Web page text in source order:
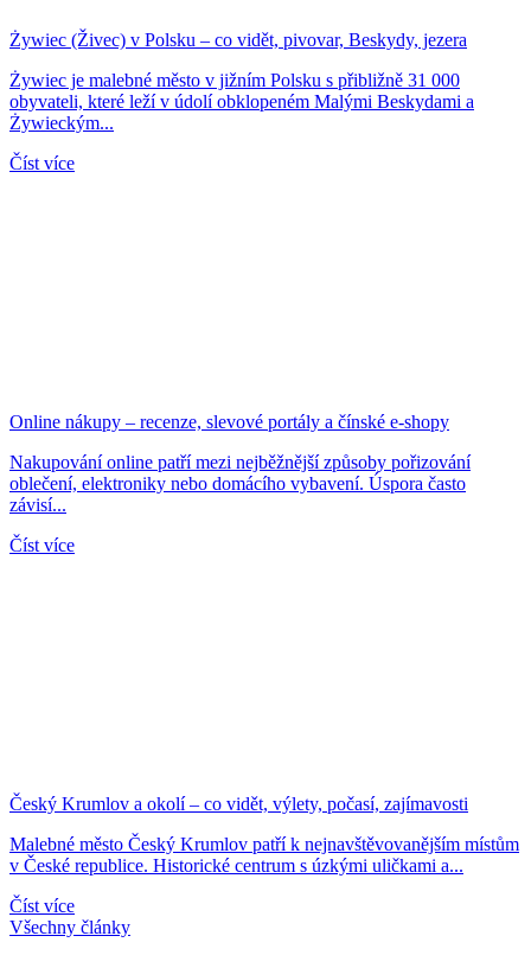
Żywiec (Živec) v Polsku – co vidět, pivovar, Beskydy, jezera
Żywiec je malebné město v jižním Polsku s přibližně 31 000
obyvateli, které leží v údolí obklopeném Malými Beskydami a
Żywieckým...
Číst více
Online nákupy – recenze, slevové portály a čínské e-shopy
Nakupování online patří mezi nejběžnější způsoby pořizování
oblečení, elektroniky nebo domácího vybavení. Úspora často
závisí...
Číst více
Český Krumlov a okolí – co vidět, výlety, počasí, zajímavosti
Malebné město Český Krumlov patří k nejnavštěvovanějším místům
v České republice. Historické centrum s úzkými uličkami a...
Číst více
Všechny články